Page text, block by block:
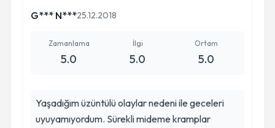
G*** N***25.12.2018
Zamanlama
5.0
İlgi
5.0
Ortam
5.0
Yaşadığım üzüntülü olaylar nedeni ile geceleri
uyuyamıyordum. Sürekli mideme kramplar